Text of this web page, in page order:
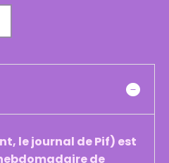
le journal de Pif) est
de